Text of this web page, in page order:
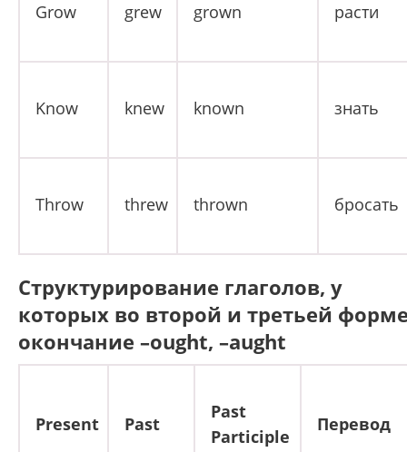
Grow grew grown расти
Know knew known знать
Throw threw thrown бросать
Структурирование глаголов, у
которых во второй и третьей
окончание –ought, –aught
Present Past
Past
Participle
Перевод